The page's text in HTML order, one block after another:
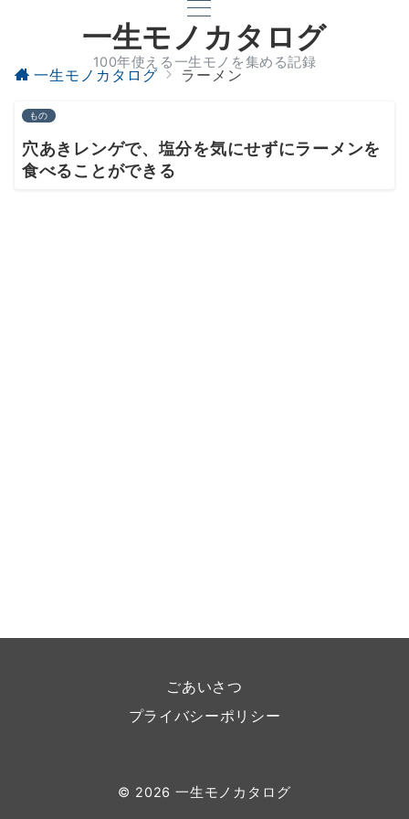
一生モノカタログ
100年使える一生モノを集める記録
一生モノカタログ ラーメン
もの
穴あきレンゲで、塩分を気にせずにラーメンを
食べることができる
ごあいさつ
プライバシーポリシー
© 2026一生モノカタログ